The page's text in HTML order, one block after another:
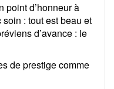
point d’honneur à
: tout est beau et
d’avance : le
de prestige comme